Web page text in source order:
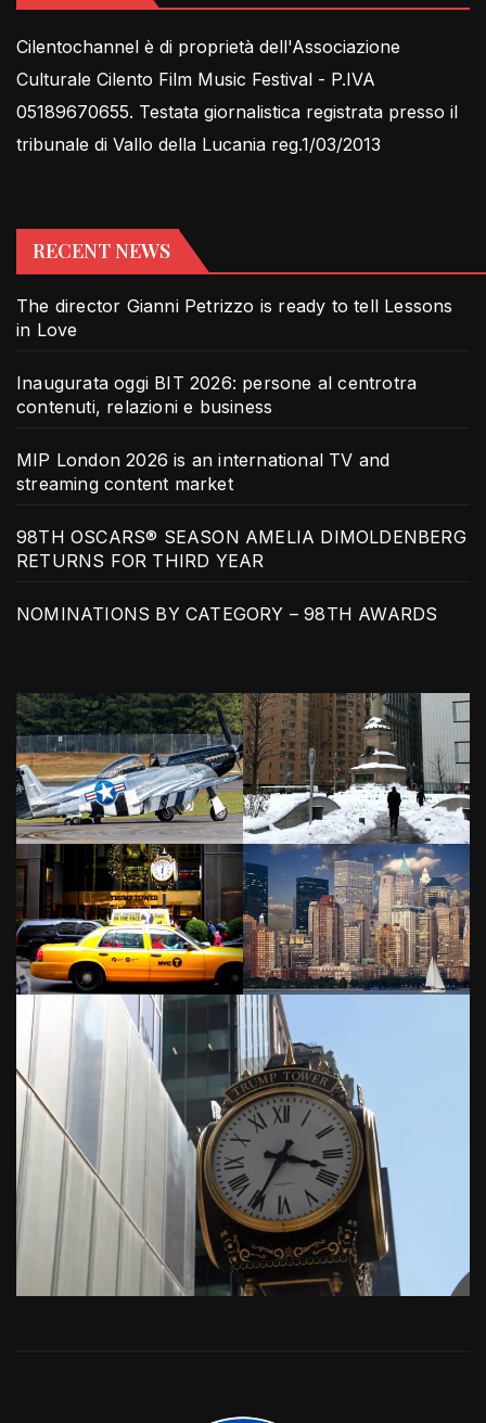
Cilentochannel è di proprietà dell'Associazione
Culturale Cilento Film Music Festival - P.IVA
05189670655. Testata giornalistica registrata presso il
tribunale di Vallo della Lucania reg.1/03/2013
RECENT NEWS
The director Gianni Petrizzo is ready to tell Lessons
in Love
Inaugurata oggi BIT 2026: persone al centrotra
contenuti, relazioni e business
MIP London 2026 is an international TV and
streaming content market
98TH OSCARS® SEASON AMELIA DIMOLDENBERG
RETURNS FOR THIRD YEAR
NOMINATIONS BY CATEGORY – 98TH AWARDS